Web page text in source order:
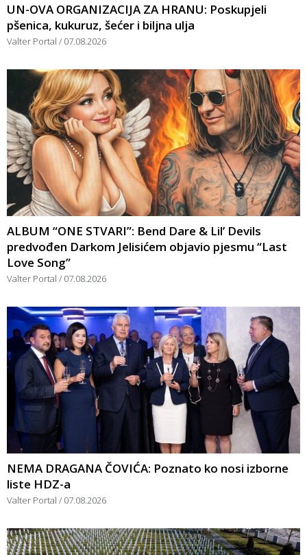
UN-OVA ORGANIZACIJA ZA HRANU: Poskupjeli
pšenica, kukuruz, šećer i biljna ulja
Valter Portal 07.08.2026
ALBUM “ONE STVARI”: Bend Dare & Lil’ Devils
predvođen Darkom Jelisićem objavio pjesmu “Last
Love Song”
Valter Portal 07.08.2026
NEMA DRAGANA ČOVIĆA: Poznato ko nosi izborne
liste HDZ-a
Valter Portal 07.08.2026